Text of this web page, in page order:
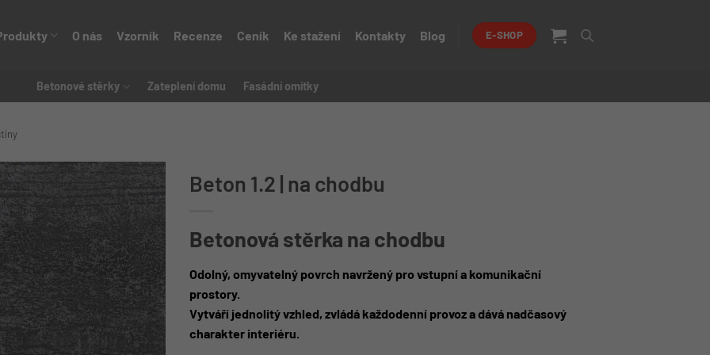
O nás Vzorník Recenze Ceník Ke stažení Kontakty Blog E-SHOP
Betonové stěrky Zateplení domu Fasádní omítky
Beton 1.2 | na chodbu
Betonová stěrka na chodbu
Odolný, omyvatelný povrch navržený pro vstupní a komunikační
prostory.
Vytváří jednolitý vzhled, zvládá každodenní provoz a dává nadčasový
charakter interiéru.